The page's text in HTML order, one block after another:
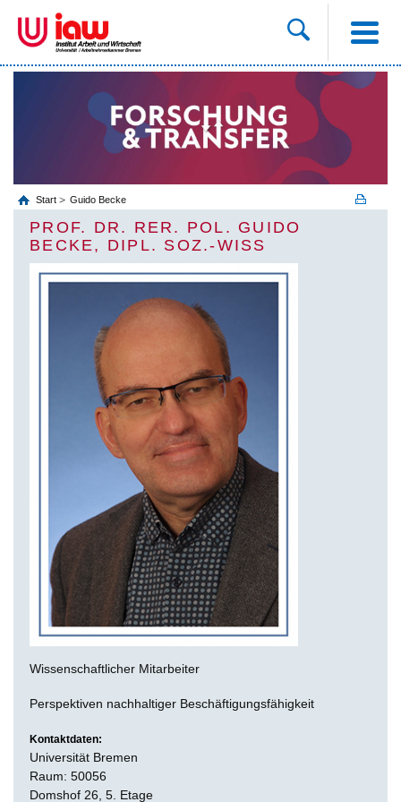
Start Guido Becke
PROF. DR. RER. POL. GUIDO
BECKE, DIPL. SOZ.-WISS
Wissenschaftlicher Mitarbeiter
Perspektiven nachhaltiger Beschäftigungsfähigkeit
Kontaktdaten:
Universität Bremen
Raum: 50056
Domshof 26, 5. Etage